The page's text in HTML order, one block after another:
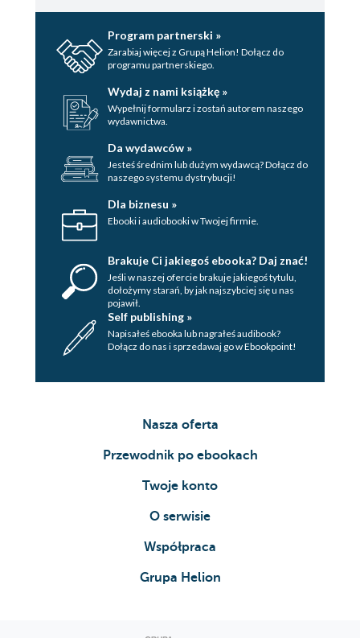
Program partnerski »
Zarabiaj więcej z Grupą Helion! Dołącz do
programu partnerskiego.
Wydaj z nami książkę »
Wypełnij formularz i zostań autorem naszego
wydawnictwa.
Da wydawców »
Jesteś średnim lub dużym wydawcą? Dołącz do
naszego systemu dystrybucji!
Dla biznesu »
Ebooki i audiobooki w Twojej firmie.
Brakuje Ci jakiegoś ebooka? Daj znać!
Jeśli w naszej ofercie brakuje jakiegoś tytulu,
dołożymy starań, by jak najszybciej się u nas
pojawił.
Self publishing »
Napisałeś ebooka lub nagrałeś audibook?
Dołącz do nas i sprzedawaj go w Ebookpoint!
Nasza oferta
Przewodnik po ebookach
Twoje konto
O serwisie
Współpraca
Grupa Helion